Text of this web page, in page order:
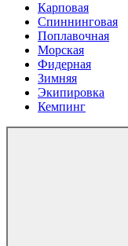
Карповая
Спиннинговая
Поплавочная
Морская
Фидерная
Зимняя
Экипировка
Кемпинг